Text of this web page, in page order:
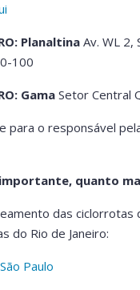
Planaltina Av. WL
100
Gama Setor Central
para o responsável
quanto
das
do Rio de Janeiro:
Paulo